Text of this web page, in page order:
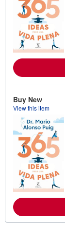
Buy New
View this item